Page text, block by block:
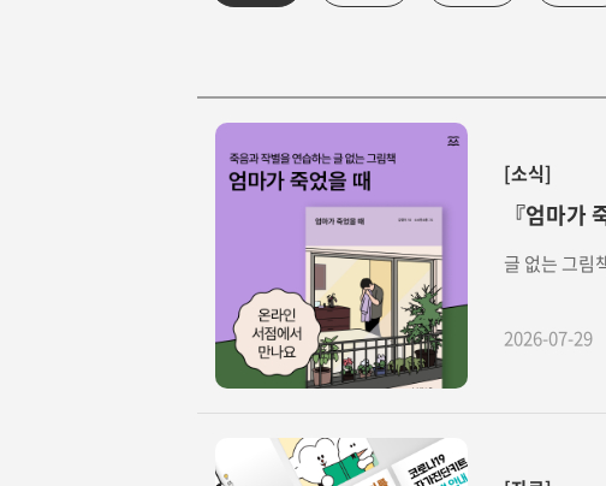
[소식]
『엄마가
글 없는 그림
2026-07-29